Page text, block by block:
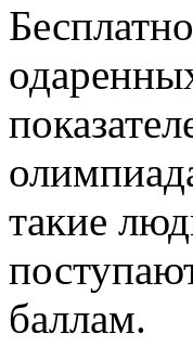
такие
баллам.